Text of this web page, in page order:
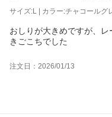
サイズ:L | カラー:チャコールグ
おしりが大きめですが、
きごこちでした
注文日：2026/01/13